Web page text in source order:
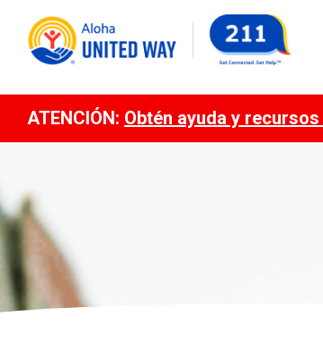
ATENCIÓN: Obtén ayuda y